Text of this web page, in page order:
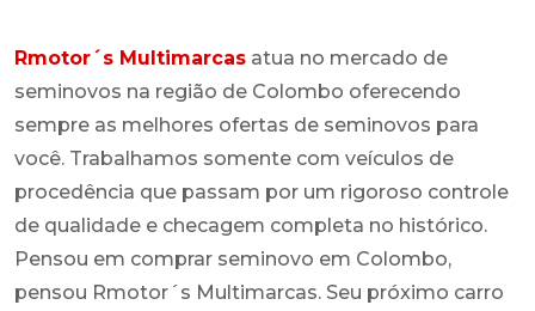
Rmotor´s Multimarcas atua no mercado de
seminovos na região de Colombo oferecendo
sempre as melhores ofertas de seminovos para
você. Trabalhamos somente com veículos de
procedência que passam por um rigoroso controle
de qualidade e checagem completa no histórico.
Pensou em comprar seminovo em Colombo,
pensou Rmotor´s Multimarcas. Seu próximo carro